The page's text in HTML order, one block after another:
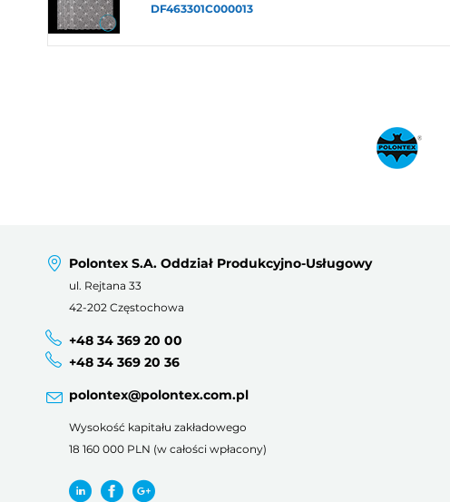
DF463301C000013
Polontex S.A. Oddział Produkcyjno-Usługowy
ul. Rejtana 33
42-202 Częstochowa
+48 34 369 20 00
+48 34 369 20 36
polontex@polontex.com.pl
Wysokość kapitału zakładowego
18 160 000 PLN (w całości wpłacony)